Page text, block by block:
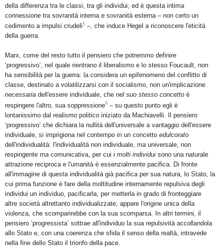
della differenza tra le classi, tra gli individui; ed è questa intima
connessione tra sovranità interna e sovranità esterna – non certo un
cedimento a impulsi crudeli5 –, che induce Hegel a riconoscere l'eticità
della guerra.
Marx, come del resto tutto il pensiero che potremmo definire
‘progressivo’, nel quale rientrano il liberalismo e lo stesso Foucault, non
ha sensibilità per la guerra: la considera un epifenomeno del conflitto di
classe, destinato a volatilizzarsi con il socialismo, non un'implicazione
necessaria dell'essere individuale, che nel suo stesso concetto è
respingere l'altro, sua soppressione6 – su questo punto egli è
lontanissimo dal realismo politico iniziato da Machiavelli. Il pensiero
‘progressivo’ che dichiara la nullità dell'universale a vantaggio dell'essere
individuale, si imprigiona nel contempo in un concetto edulcorato
dell'individualità: l'individualità non individuale, ma universale, non
respingente ma comunicativa, per cui i molti individui sono una naturale
attrazione reciproca e l'umanità è essenzialmente pacifica. Di fronte
all'immagine di questa individualità già pacifica per sua natura, lo Stato, la
cui prima funzione è fare della moltitudine internamente repulsiva degli
individui un individuo, pacificarla, per metterla in grado di fronteggiare
altre società altrettanto individualizzate, appare l'origine unica della
violenza, che scomparirebbe con la sua scomparsa. In altri termini, il
pensiero ‘progressista’ sottrae all'individuo la sua repulsività accollandola
allo Stato e, con una coerenza che sfida il senso della realtà, intravede
nella fine dello Stato il trionfo della pace.